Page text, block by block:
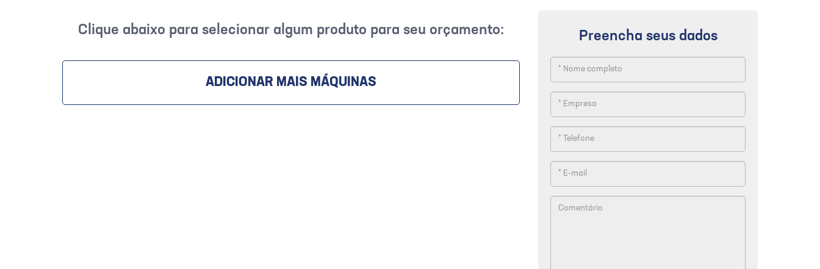
Clique abaixo para selecionar algum produto para seu orçamento:
ADICIONAR MAIS MÁQUINAS
Preencha seus dados